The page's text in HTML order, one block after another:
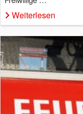
Weiterlesen